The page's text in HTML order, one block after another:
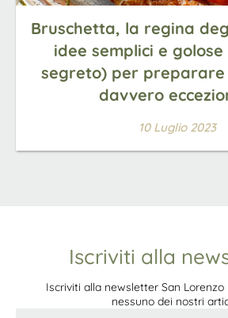
Bruschetta, la regina
idee semplici e
segreto) per
davvero
10 Luglio 2023
Iscriviti alla
Iscriviti alla newsletter San
nessuno dei nostri